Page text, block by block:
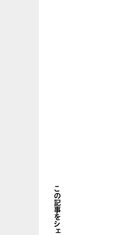
この記事をシェアする